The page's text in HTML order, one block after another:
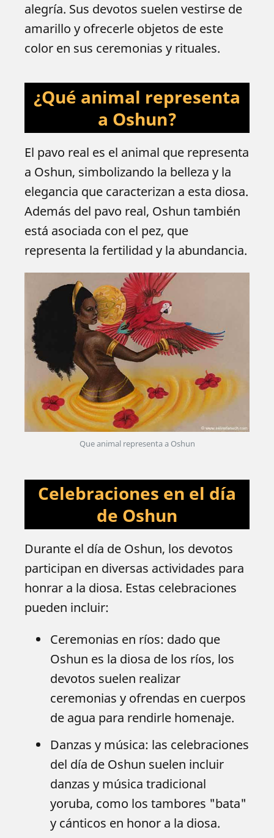
alegría. Sus devotos suelen vestirse de
amarillo y ofrecerle objetos de este
color en sus ceremonias y rituales.
¿Qué animal representa
a Oshun?
El pavo real es el animal que representa
a Oshun, simbolizando la belleza y la
elegancia que caracterizan a esta diosa.
Además del pavo real, Oshun también
está asociada con el pez, que
representa la fertilidad y la abundancia.
Que animal representa a Oshun
Celebraciones en el día
de Oshun
Durante el día de Oshun, los devotos
participan en diversas actividades para
honrar a la diosa. Estas celebraciones
pueden incluir:
Ceremonias en ríos: dado que
Oshun es la diosa de los ríos, los
devotos suelen realizar
ceremonias y ofrendas en cuerpos
de agua para rendirle homenaje.
Danzas y música: las celebraciones
del día de Oshun suelen incluir
danzas y música tradicional
yoruba, como los tambores "bata"
y cánticos en honor a la diosa.